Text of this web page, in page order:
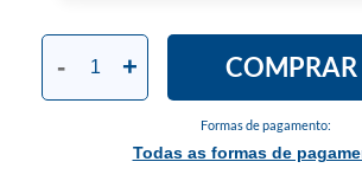
Formas de pagamento:
Todas as formas de
- + COMPRAR